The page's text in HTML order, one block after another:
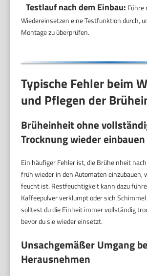
Testlauf nach dem Einbau: Führe
Wiedereinsetzen eine Testfunktion durch,
Montage zu überprüfen.
Typische Fehler beim
und Pflegen der
Brüheinheit ohne
Trocknung wieder einbauen
Ein häufiger Fehler ist, die Brüheinheit
früh wieder in den Automaten einzubauen,
feucht ist. Restfeuchtigkeit kann dazu
Kaffeepulver verklumpt oder sich
solltest du die Einheit immer vollständig
bevor du sie wieder einsetzt.
Unsachgemäßer Umgang
Herausnehmen